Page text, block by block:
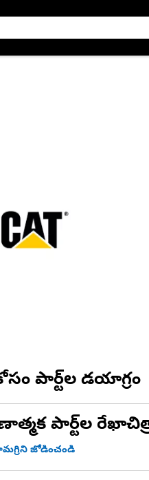
పార్ట్‌ల డయాగ్రం
పార్ట్‌ల
జోడించండి